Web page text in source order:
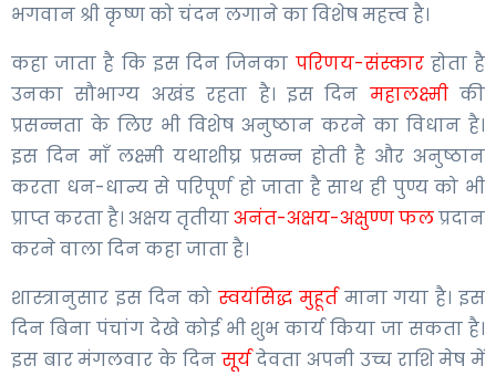
भगवान श्री कृष्ण को चंदन लगाने का विशेष महत्त्व है।
कहा जाता है कि इस दिन जिनका परिणय-संस्कारहोता है
उनका सौभाग्य अखंड रहता है। इस दिन महालक्ष्मीकी
प्रसन्नता के लिए भी विशेष अनुष्ठान करने का विधान है।
इस दिन माँ लक्ष्मी यथाशीघ्र प्रसन्न होती है और अनुष्ठान
करता धन-धान्य से परिपूर्ण हो जाता है साथ ही पुण्य को भी
प्राप्त करता है। अक्षय तृतीयाअनंत-अक्षय-अक्षुण्ण फलप्रदान
करने वाला दिन कहा जाता है।
शास्त्रानुसार इस दिन कोस्वयंसिद्ध मुहूर्तमाना गया है। इस
दिन बिना पंचांग देखे कोई भी शुभ कार्य किया जा सकता है।
इस बार मंगलवार के दिन सूर्यदेवता अपनी उच्च राशि मेष में